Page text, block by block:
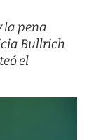
la pena
Bullrich
el